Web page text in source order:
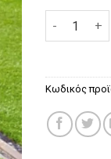
Technical
Κωδικός